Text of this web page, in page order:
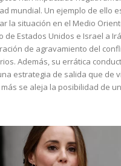
mundial. Un ejemplo de ello
la situación en el Medio
de Estados Unidos e Israel a
de agravamiento del
Además, su errática
estrategia de salida que de
se aleja la posibilidad de